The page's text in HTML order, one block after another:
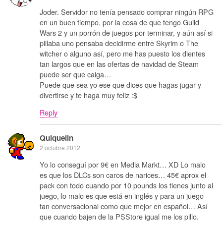
Joder. Servidor no tenía pensado comprar ningún RPG
en un buen tiempo, por la cosa de que tengo Guild
Wars 2 y un porrón de juegos por terminar, y aún así si
pillaba uno pensaba decidirme entre Skyrim o The
witcher o alguno así, pero me has puesto los dientes
tan largos que en las ofertas de navidad de Steam
puede ser que caiga…
Puede que sea yo ese que dices que hagas jugar y
divertirse y te haga muy feliz :$
Reply
Quiquelin
2 octubre 2012
Yo lo conseguí por 9€ en Media Markt… XD Lo malo
es que los DLCs son caros de narices… 45€ aprox el
pack con todo cuando por 10 pounds los tienes junto al
juego, lo malo es que está en inglés y para un juego
tan conversacional como que mejor en español… Así
que cuando bajen de la PSStore igual me los pillo.